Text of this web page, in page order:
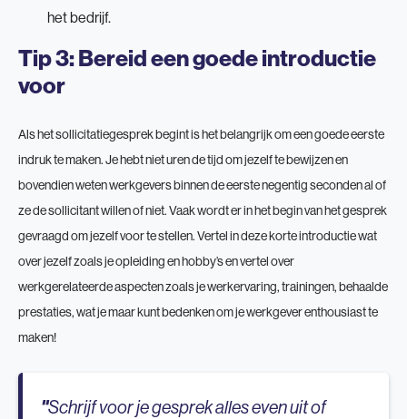
het bedrijf.
Tip 3: Bereid een goede introductie
voor
Als het sollicitatiegesprek begint is het belangrijk om een goede eerste
indruk te maken. Je hebt niet uren de tijd om jezelf te bewijzen en
bovendien weten werkgevers binnen de eerste negentig seconden al of
ze de sollicitant willen of niet. Vaak wordt er in het begin van het gesprek
gevraagd om jezelf voor te stellen. Vertel in deze korte introductie wat
over jezelf zoals je opleiding en hobby’s en vertel over
werkgerelateerde aspecten zoals je werkervaring, trainingen, behaalde
prestaties, wat je maar kunt bedenken om je werkgever enthousiast te
maken!
Schrijf voor je gesprek alles even uit of